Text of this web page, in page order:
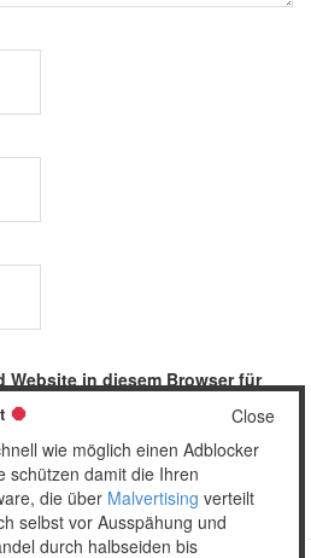
Website in diesem Browser für
speichern.
Close
wie möglich einen Adblocker
schützen damit die Ihren
die über Malvertising verteilt
selbst vor Ausspähung und
durch halbseiden bis